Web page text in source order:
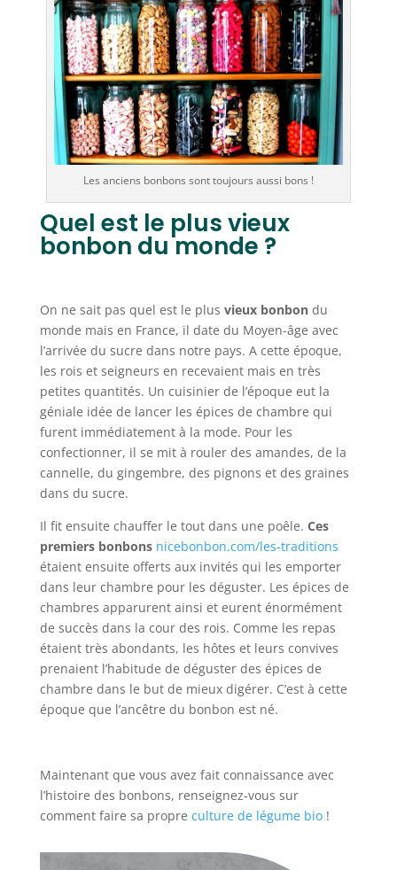
Les anciens bonbons sont toujours aussi bons !
Quel est le plus vieux
bonbon du monde ?
On ne sait pas quel est le plus vieux bonbondu
monde mais en France, il date du Moyen-âge avec
l’arrivée du sucre dans notre pays. A cette époque,
les rois et seigneurs en recevaient mais en très
petites quantités. Un cuisinier de l’époque eut la
géniale idée de lancer les épices de chambre qui
furent immédiatement à la mode. Pour les
confectionner, il se mit à rouler des amandes, de la
cannelle, du gingembre, des pignons et des graines
dans du sucre.
Il fit ensuite chauffer le tout dans une poêle. Ces
premiers bonbons nicebonbon.com/les-traditions
étaient ensuite offerts aux invités qui les emporter
dans leur chambre pour les déguster. Les épices de
chambres apparurent ainsi et eurent énormément
de succès dans la cour des rois. Comme les repas
étaient très abondants, les hôtes et leurs convives
prenaient l’habitude de déguster des épices de
chambre dans le but de mieux digérer. C’est à cette
époque que l’ancêtre du bonbon est né.
Maintenant que vous avez fait connaissance avec
l’histoire des bonbons, renseignez-vous sur
comment faire sa propre culture de légume bio !